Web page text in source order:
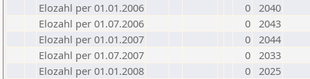
Elozahl per 01.01.2006
0 2040
Elozahl per 01.07.2006
0 2043
Elozahl per 01.01.2007
0 2044
Elozahl per 01.07.2007
0 2033
Elozahl per 01.01.2008
0 2025